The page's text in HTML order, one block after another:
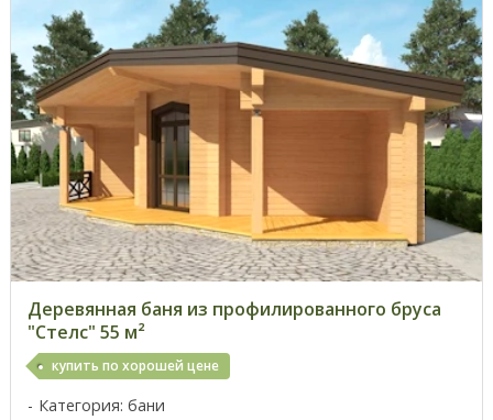
Деревянная баня из профилированного бруса
"Стелс" 55 м²
купить по хорошей цене
Категория: бани